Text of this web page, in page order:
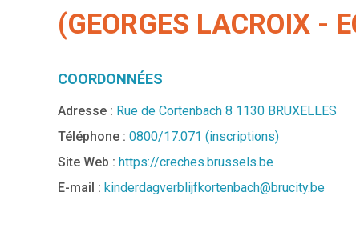
(GEORGES LACROIX -
COORDONNÉES
Adresse : Rue de Cortenbach 8 1130 BRUXELLES
Téléphone : 0800/17.071 (inscriptions)
Site Web : https://creches.brussels.be
E-mail : kinderdagverblijfkortenbach@brucity.be